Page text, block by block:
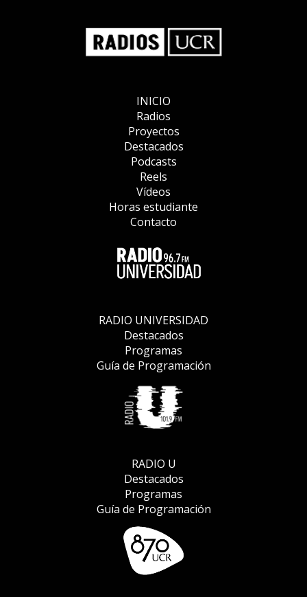
INICIO
Radios
Proyectos
Destacados
Podcasts
Reels
Vídeos
Horas estudiante
Contacto
RADIO UNIVERSIDAD
Destacados
Programas
Guía de Programación
RADIO U
Destacados
Programas
Guía de Programación